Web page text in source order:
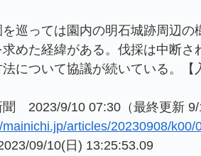
巡っては園内の明石城跡周辺の
求めた経緯がある。伐採は中断
について協議が続いている。【
聞 2023/9/10 07:30（最終更新 9/
mainichi.jp/articles/20230908/k00/
09/10(日) 13:25:53.09